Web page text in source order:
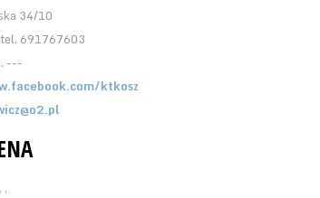
34/10
691767603
---
ktkosz
, ,